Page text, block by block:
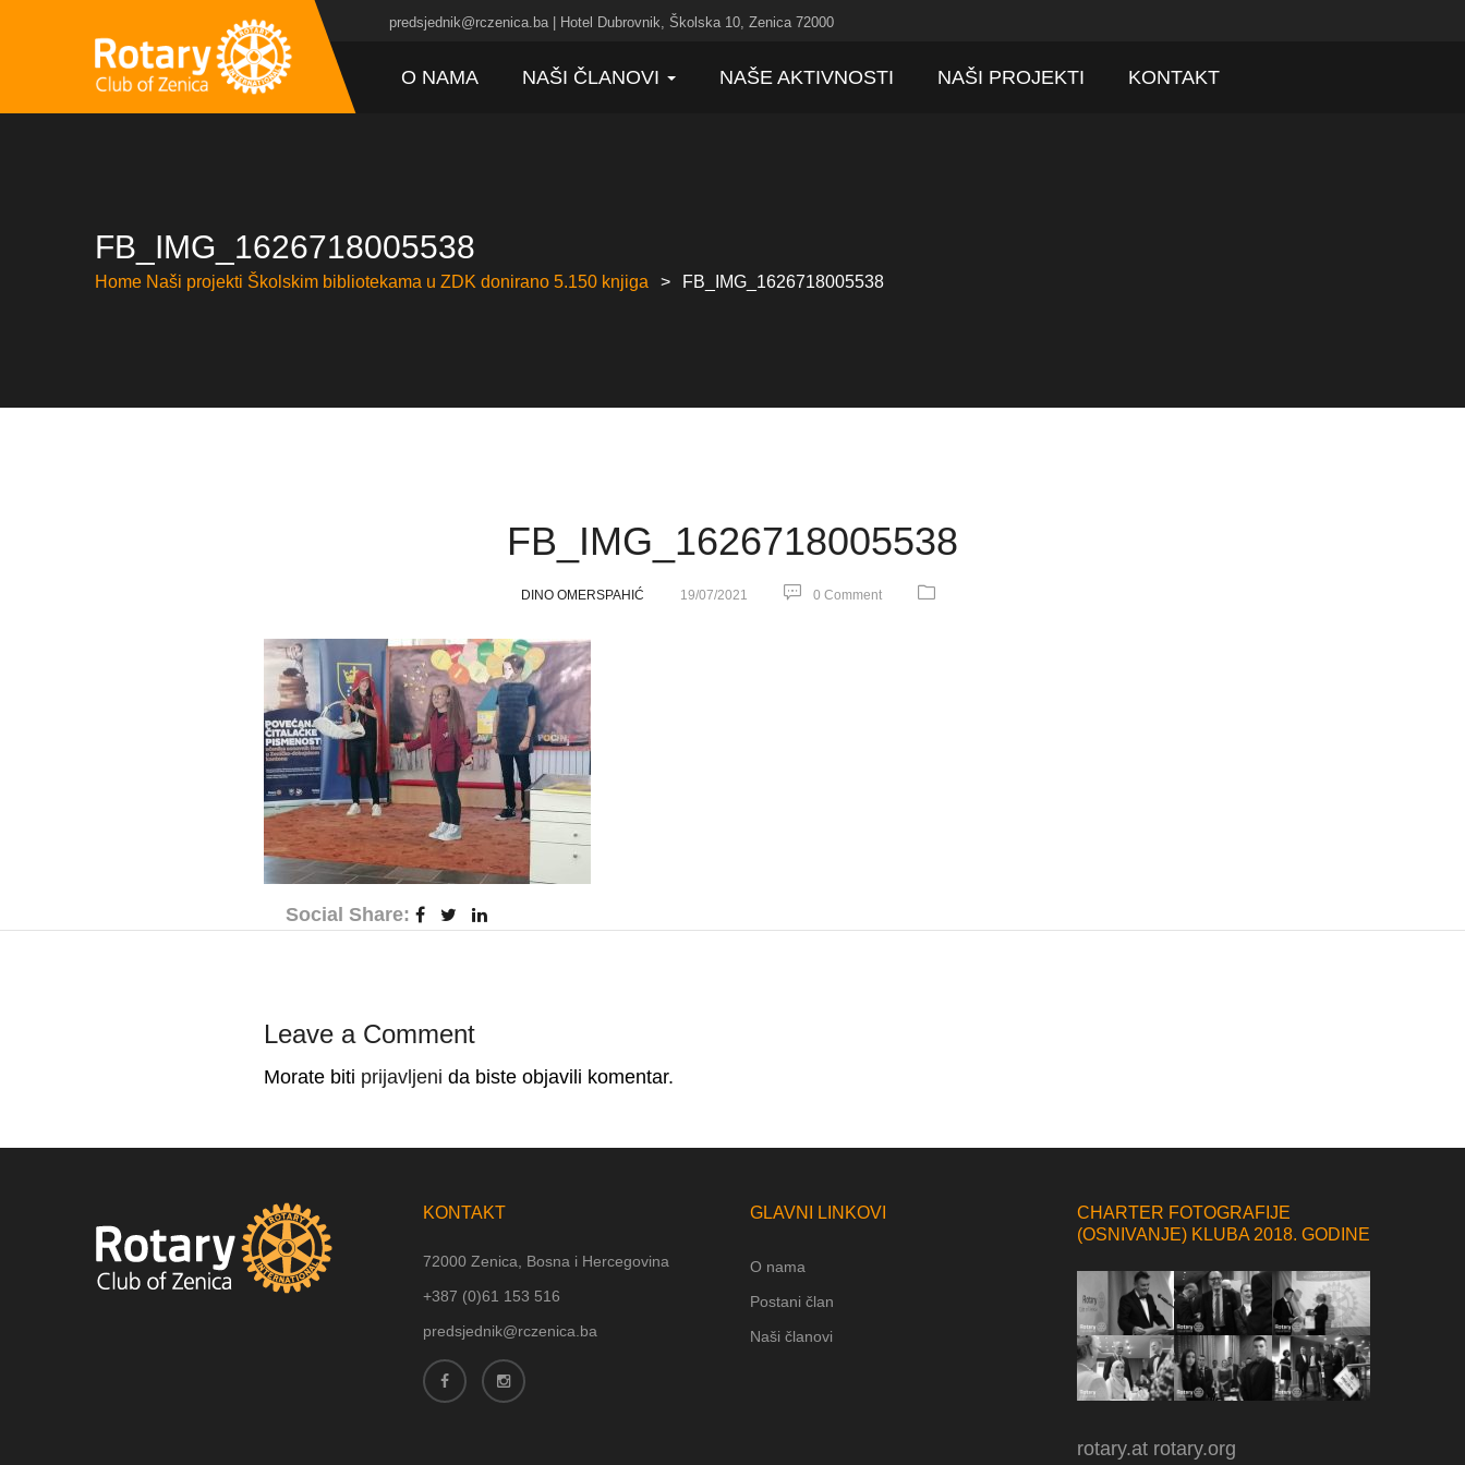
predsjednik@rczenica.ba | Hotel Dubrovnik, Školska 10, Zenica 72000
O NAMA NAŠI ČLANOVI NAŠE AKTIVNOSTI NAŠI PROJEKTI KONTAKT
FB_IMG_1626718005538
Home Naši projekti Školskim bibliotekama u ZDK donirano 5.150 knjiga FB_IMG_1626718005538
FB_IMG_1626718005538
DINO OMERSPAHIĆ 19/07/2021 0 Comment
Social Share:
Leave a Comment
Morate biti prijavljeni da biste objavili komentar.
KONTAKT
72000 Zenica, Bosna i Hercegovina
+387 (0)61 153 516
predsjednik@rczenica.ba
GLAVNI LINKOVI
O nama
Postani član
Naši članovi
CHARTER FOTOGRAFIJE
(OSNIVANJE) KLUBA 2018. GODINE
rotary.at rotary.org